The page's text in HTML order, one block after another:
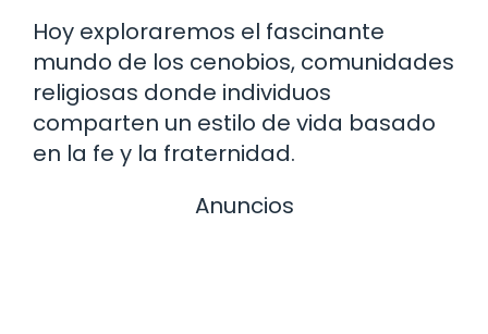
Hoy exploraremos el fascinante
mundo de los cenobios, comunidades
religiosas donde individuos
comparten un estilo de vida basado
en la fe y la fraternidad.
Anuncios